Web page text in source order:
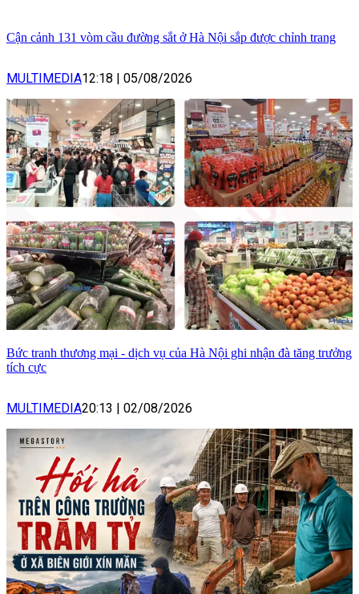
Cận cảnh 131 vòm cầu đường sắt ở Hà Nội sắp được chỉnh trang
MULTIMEDIA12:18 | 05/08/2026
Bức tranh thương mại - dịch vụ của Hà Nội ghi nhận đà tăng trưởng
tích cực
MULTIMEDIA20:13 | 02/08/2026